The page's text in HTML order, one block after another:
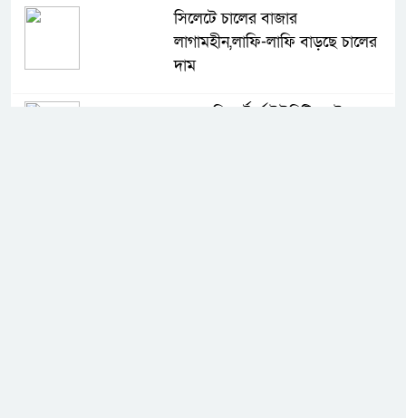
সিলেটে চালের বাজার
লাগামহীন,লাফি-লাফি বাড়ছে চালের
দাম
মাগুরা রিপোর্টার্স ইউনিটির দুই বছর